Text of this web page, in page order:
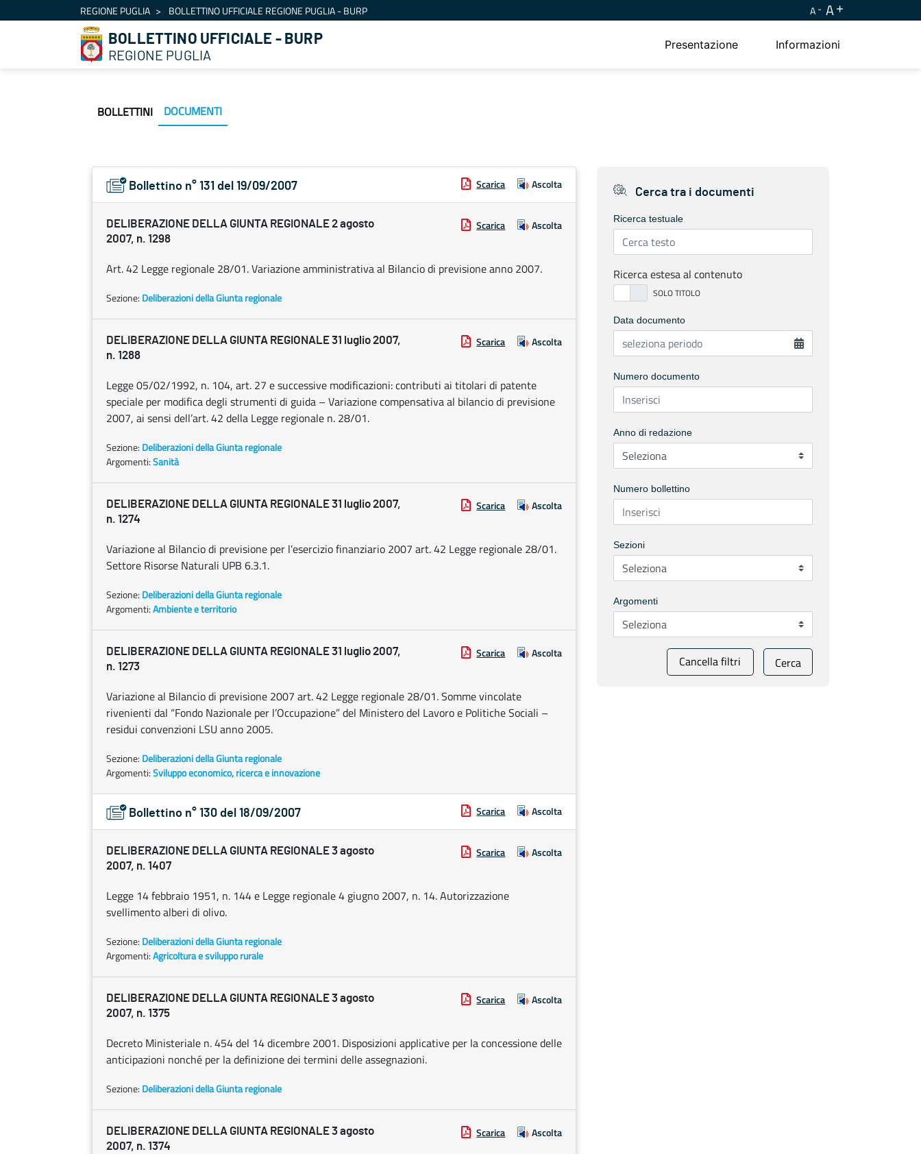
Skip to ContentREGIONE PUGLIA BOLLETTINO UFFICIALE REGIONE PUGLIA - BURP A A
BOLLETTINO UFFICIALE - BURP
REGIONE PUGLIA
Presentazione Informazioni
BOLLETTINI DOCUMENTI
Bollettino n° 131 del 19/09/2007 Scarica Ascolta
DELIBERAZIONE DELLA GIUNTA REGIONALE 2 agosto
2007, n. 1298
Scarica Ascolta
Art. 42 Legge regionale 28/01. Variazione amministrativa al Bilancio di previsione anno 2007.
Sezione: Deliberazioni della Giunta regionale
DELIBERAZIONE DELLA GIUNTA REGIONALE 31 luglio 2007,
n. 1288
Scarica Ascolta
Legge 05/02/1992, n. 104, art. 27 e successive modificazioni: contributi ai titolari di patente
speciale per modifica degli strumenti di guida – Variazione compensativa al bilancio di previsione
2007, ai sensi dell’art. 42 della Legge regionale n. 28/01.
Sezione: Deliberazioni della Giunta regionale
Argomenti:Sanità
DELIBERAZIONE DELLA GIUNTA REGIONALE 31 luglio 2007,
n. 1274
Scarica Ascolta
Variazione al Bilancio di previsione per l’esercizio finanziario 2007 art. 42 Legge regionale 28/01.
Settore Risorse Naturali UPB 6.3.1.
Sezione: Deliberazioni della Giunta regionale
Argomenti:Ambiente e territorio
DELIBERAZIONE DELLA GIUNTA REGIONALE 31 luglio 2007,
n. 1273
Scarica Ascolta
Variazione al Bilancio di previsione 2007 art. 42 Legge regionale 28/01. Somme vincolate
rivenienti dal “Fondo Nazionale per l’Occupazione” del Ministero del Lavoro e Politiche Sociali –
residui convenzioni LSU anno 2005.
Sezione: Deliberazioni della Giunta regionale
Argomenti:Sviluppo economico, ricerca e innovazione
Bollettino n° 130 del 18/09/2007 Scarica Ascolta
DELIBERAZIONE DELLA GIUNTA REGIONALE 3 agosto
2007, n. 1407
Scarica Ascolta
Legge 14 febbraio 1951, n. 144 e Legge regionale 4 giugno 2007, n. 14. Autorizzazione
svellimento alberi di olivo.
Sezione: Deliberazioni della Giunta regionale
Argomenti:Agricoltura e sviluppo rurale
DELIBERAZIONE DELLA GIUNTA REGIONALE 3 agosto
2007, n. 1375
Scarica Ascolta
Decreto Ministeriale n. 454 del 14 dicembre 2001. Disposizioni applicative per la concessione delle
anticipazioni nonché per la definizione dei termini delle assegnazioni.
Sezione: Deliberazioni della Giunta regionale
DELIBERAZIONE DELLA GIUNTA REGIONALE 3 agosto
2007, n. 1374
Scarica Ascolta
Cerca tra i documenti
Ricerca testuale
Ricerca estesa al contenuto
Data documento
Numero documento
Anno di redazione
Numero bollettino
Sezioni
Argomenti
Cancella filtri Cerca